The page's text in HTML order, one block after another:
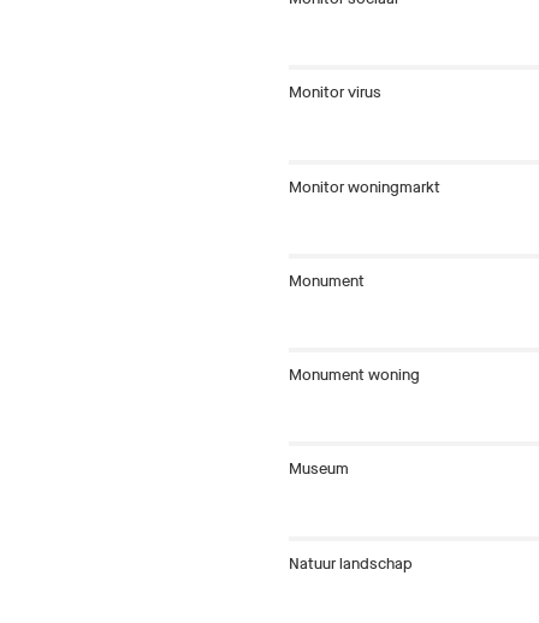
Monitor virus
Monitor woningmarkt
Monument
Monument woning
Museum
Natuur landschap